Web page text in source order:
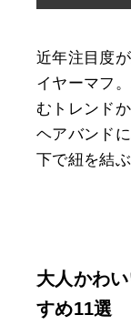
近年注目度
イヤーマフ
むトレンド
ヘアバンド
下で紐を結
大人かわ
すめ11選